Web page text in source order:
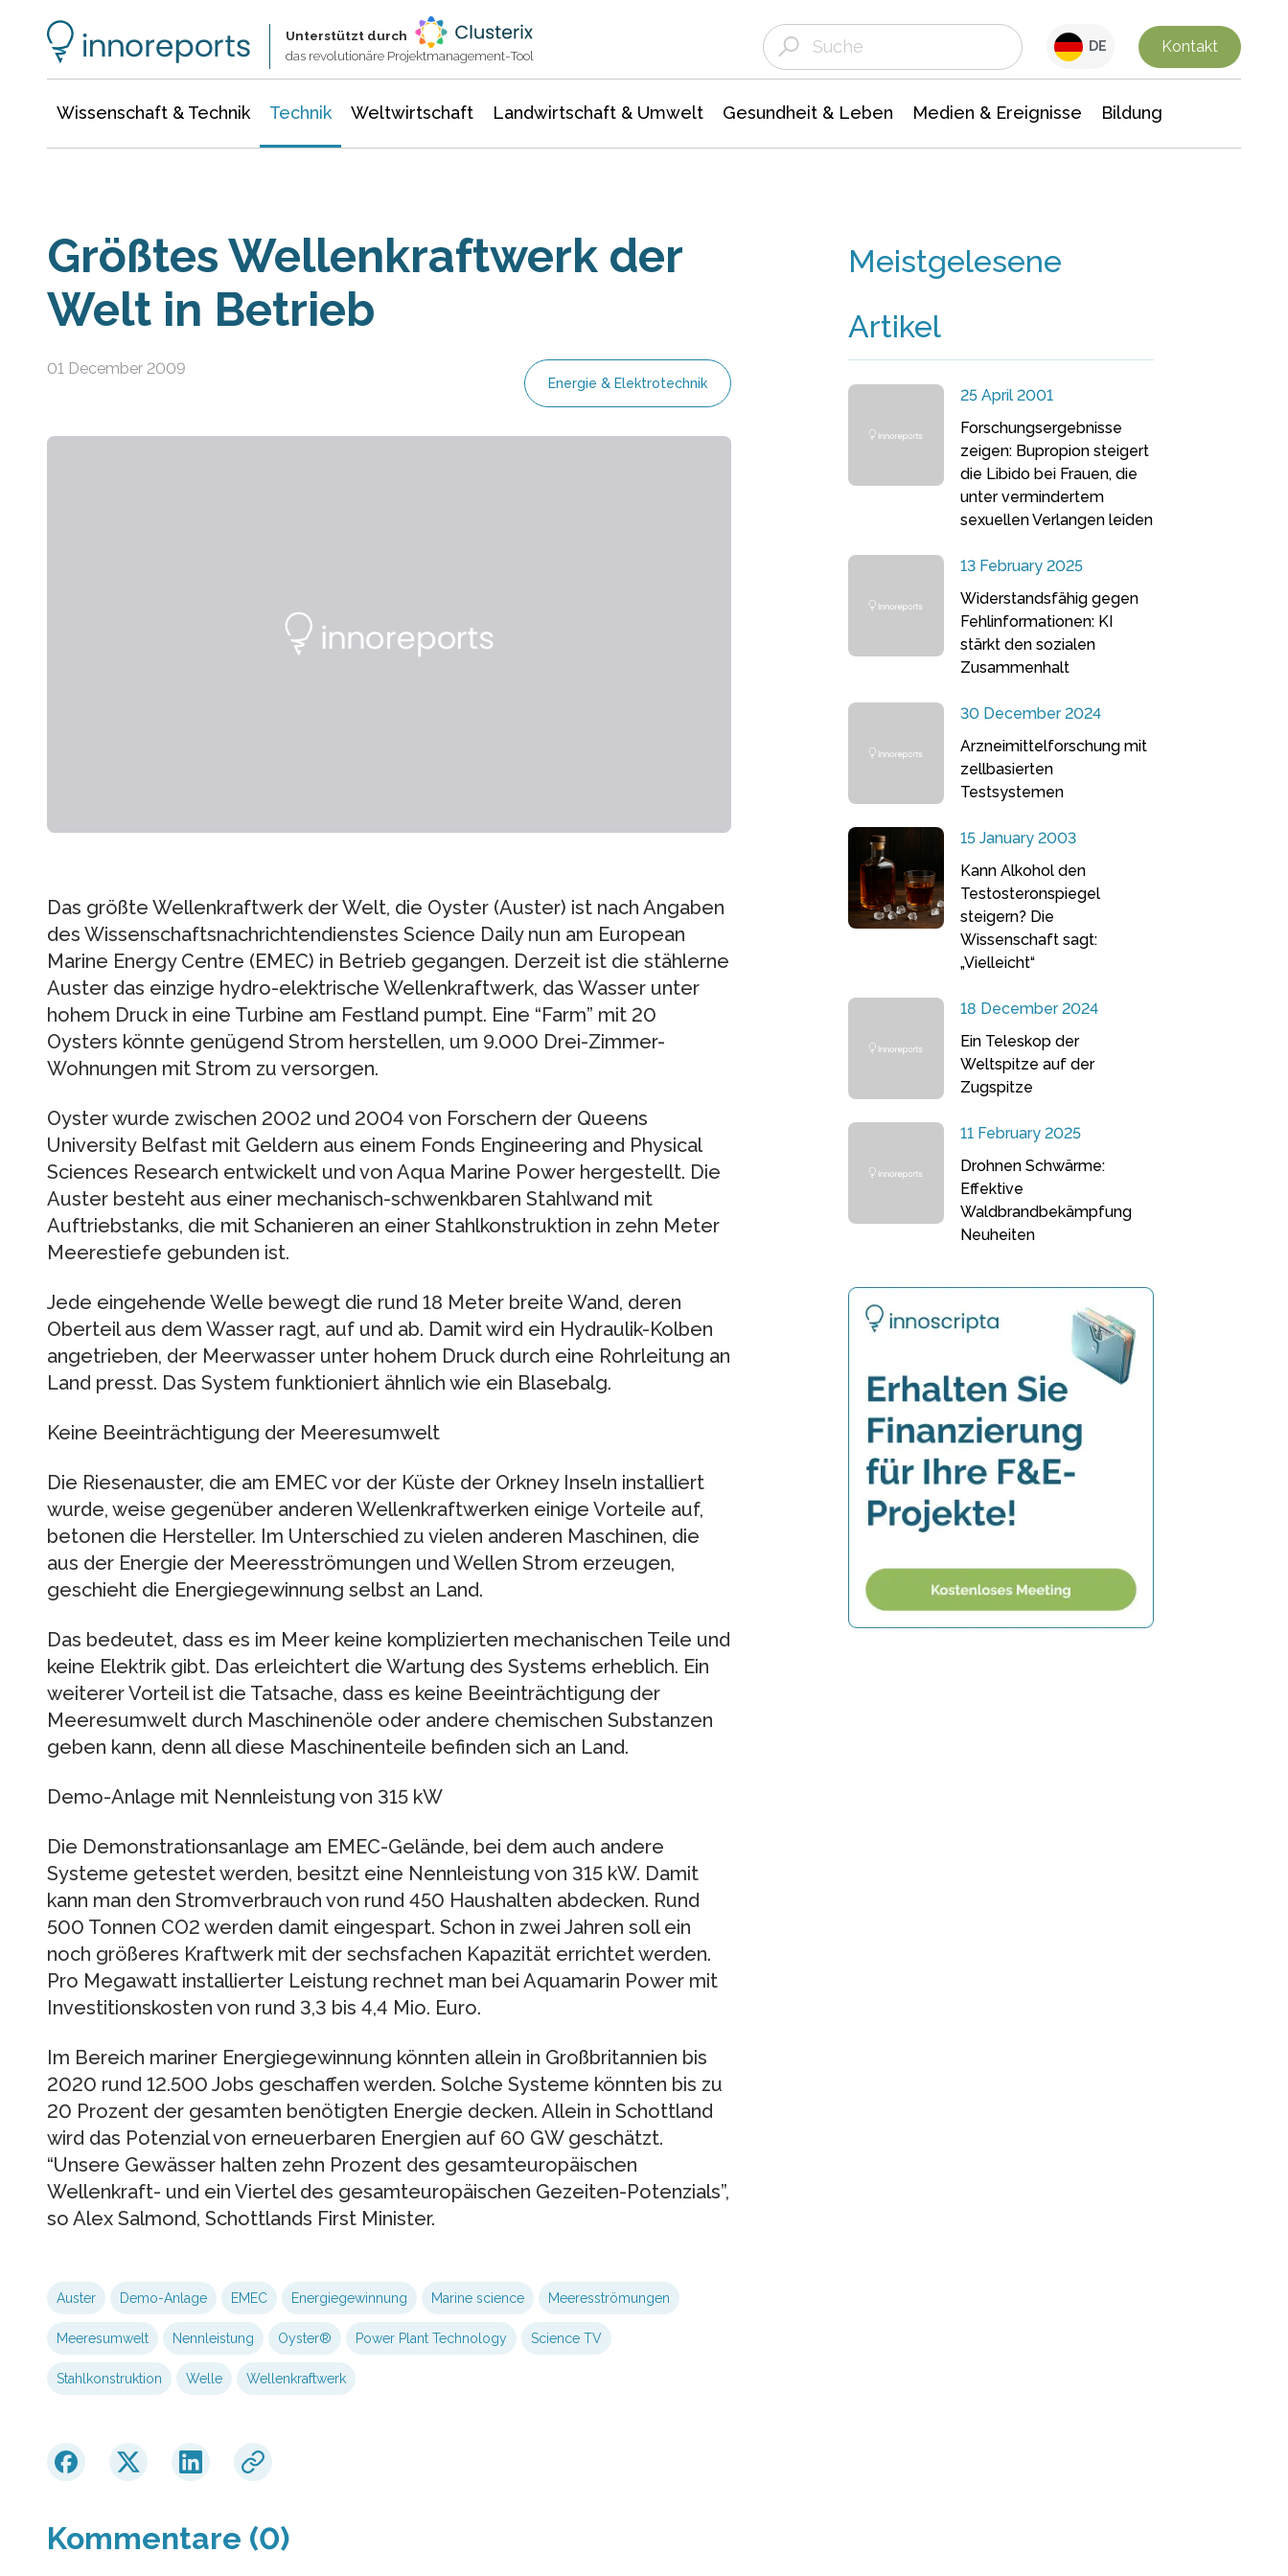
Unterstützt durch
das revolutionäre Projektmanagement-Tool
DE Kontakt
Wissenschaft & Technik Technik Weltwirtschaft Landwirtschaft & Umwelt Gesundheit & Leben Medien & Ereignisse Bildung
Größtes Wellenkraftwerk der
Welt in Betrieb
01 December 2009
Energie & Elektrotechnik
Das größte Wellenkraftwerk der Welt, die Oyster (Auster) ist nach Angaben
des Wissenschaftsnachrichtendienstes Science Daily nun am European
Marine Energy Centre (EMEC) in Betrieb gegangen. Derzeit ist die stählerne
Auster das einzige hydro-elektrische Wellenkraftwerk, das Wasser unter
hohem Druck in eine Turbine am Festland pumpt. Eine “Farm” mit 20
Oysters könnte genügend Strom herstellen, um 9.000 Drei-Zimmer-
Wohnungen mit Strom zu versorgen.
Oyster wurde zwischen 2002 und 2004 von Forschern der Queens
University Belfast mit Geldern aus einem Fonds Engineering and Physical
Sciences Research entwickelt und von Aqua Marine Power hergestellt. Die
Auster besteht aus einer mechanisch-schwenkbaren Stahlwand mit
Auftriebstanks, die mit Schanieren an einer Stahlkonstruktion in zehn Meter
Meerestiefe gebunden ist.
Jede eingehende Welle bewegt die rund 18 Meter breite Wand, deren
Oberteil aus dem Wasser ragt, auf und ab. Damit wird ein Hydraulik-Kolben
angetrieben, der Meerwasser unter hohem Druck durch eine Rohrleitung an
Land presst. Das System funktioniert ähnlich wie ein Blasebalg.
Keine Beeinträchtigung der Meeresumwelt
Die Riesenauster, die am EMEC vor der Küste der Orkney Inseln installiert
wurde, weise gegenüber anderen Wellenkraftwerken einige Vorteile auf,
betonen die Hersteller. Im Unterschied zu vielen anderen Maschinen, die
aus der Energie der Meeresströmungen und Wellen Strom erzeugen,
geschieht die Energiegewinnung selbst an Land.
Das bedeutet, dass es im Meer keine komplizierten mechanischen Teile und
keine Elektrik gibt. Das erleichtert die Wartung des Systems erheblich. Ein
weiterer Vorteil ist die Tatsache, dass es keine Beeinträchtigung der
Meeresumwelt durch Maschinenöle oder andere chemischen Substanzen
geben kann, denn all diese Maschinenteile befinden sich an Land.
Demo-Anlage mit Nennleistung von 315 kW
Die Demonstrationsanlage am EMEC-Gelände, bei dem auch andere
Systeme getestet werden, besitzt eine Nennleistung von 315 kW. Damit
kann man den Stromverbrauch von rund 450 Haushalten abdecken. Rund
500 Tonnen CO2 werden damit eingespart. Schon in zwei Jahren soll ein
noch größeres Kraftwerk mit der sechsfachen Kapazität errichtet werden.
Pro Megawatt installierter Leistung rechnet man bei Aquamarin Power mit
Investitionskosten von rund 3,3 bis 4,4 Mio. Euro.
Im Bereich mariner Energiegewinnung könnten allein in Großbritannien bis
2020 rund 12.500 Jobs geschaffen werden. Solche Systeme könnten bis zu
20 Prozent der gesamten benötigten Energie decken. Allein in Schottland
wird das Potenzial von erneuerbaren Energien auf 60 GW geschätzt.
“Unsere Gewässer halten zehn Prozent des gesamteuropäischen
Wellenkraft- und ein Viertel des gesamteuropäischen Gezeiten-Potenzials”,
so Alex Salmond, Schottlands First Minister.
Auster Demo-Anlage EMEC Energiegewinnung Marine science Meeresströmungen
Meeresumwelt Nennleistung Oyster® Power Plant Technology Science TV
Stahlkonstruktion Welle Wellenkraftwerk
Kommentare (0)
Meistgelesene
Artikel
25 April 2001
Forschungsergebnisse
zeigen: Bupropion steigert
die Libido bei Frauen, die
unter vermindertem
sexuellen Verlangen leiden
13 February 2025
Widerstandsfähig gegen
Fehlinformationen: KI
stärkt den sozialen
Zusammenhalt
30 December 2024
Arzneimittelforschung mit
zellbasierten
Testsystemen
15 January 2003
Kann Alkohol den
Testosteronspiegel
steigern? Die
Wissenschaft sagt:
„Vielleicht“
18 December 2024
Ein Teleskop der
Weltspitze auf der
Zugspitze
11 February 2025
Drohnen Schwärme:
Effektive
Waldbrandbekämpfung
Neuheiten